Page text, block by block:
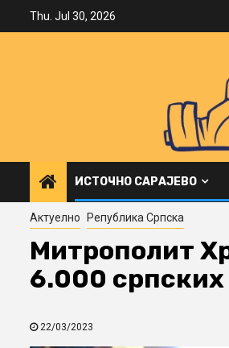
Thu. Jul 30, 2026
ИСТОЧНО САРАЈЕВО
Актуелно Република Српска
Митрополит
6.000 српских
22/03/2023